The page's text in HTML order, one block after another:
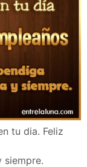
tu dia. Feliz
siempre.